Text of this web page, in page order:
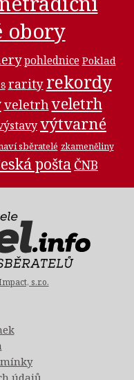
obory
pohlednice Poklad
rarity rekordy
veletrhveletrh
výtvarné
sběratelé zkameněliny
pošta ČNB
s.r.o.
údajů